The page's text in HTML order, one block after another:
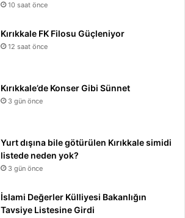
10 saat önce
Kırıkkale FK Filosu Güçleniyor
12 saat önce
Kırıkkale’de Konser Gibi Sünnet
3 gün önce
Yurt dışına bile götürülen Kırıkkale simidi
listede neden yok?
3 gün önce
İslami Değerler Külliyesi Bakanlığın
Tavsiye Listesine Girdi